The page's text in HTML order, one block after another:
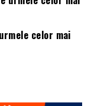
celor mai